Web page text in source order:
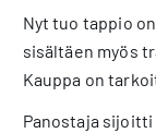
Nyt tuo tappio
sisältäen myös
Kauppa on
Panostaja sijoitti